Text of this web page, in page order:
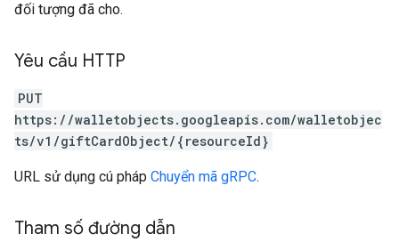
đối tượng đã cho.
Yêu cầu HTTP
PUT
https://walletobjects.googleapis.com/walletobjec
ts/v1/giftCardObject/{resourceId}
URL sử dụng cú pháp Chuyển mã gRPC.
Tham số đường dẫn